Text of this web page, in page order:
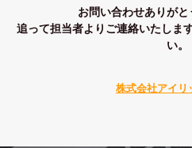
お問い合わせありがと
追って担当者よりご連絡いたしま
い。
株式会社アイリ